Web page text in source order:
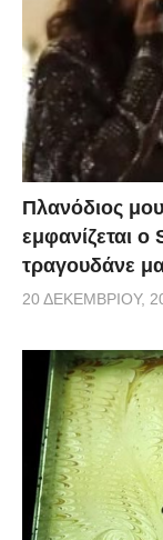
Πλανόδιος
εμφανίζεται
τραγουδάνε
20 ΔΕΚΕΜΒΡΊΟΥ,